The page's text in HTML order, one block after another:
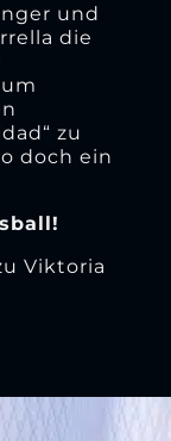
und
die
zu
doch ein
Viktoria